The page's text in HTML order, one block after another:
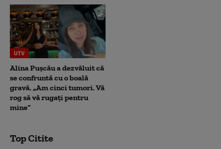
UTV
Alina Pușcău a dezvăluit că
se confruntă cu o boală
gravă. „Am cinci tumori. Vă
rog să vă rugați pentru
mine”
Top Citite